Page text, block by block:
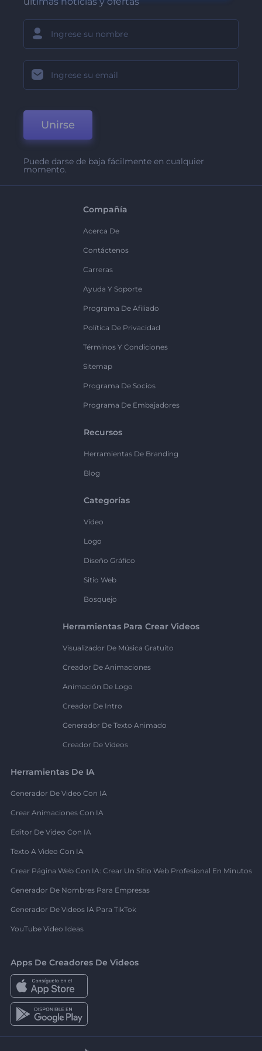
Unirse
Puede darse de baja fácilmente en cualquier
momento.
Compañía
Acerca De
Contáctenos
Carreras
Ayuda Y Soporte
Programa De Afiliado
Política De Privacidad
Términos Y Condiciones
Sitemap
Programa De Socios
Programa De Embajadores
Recursos
Herramientas De Branding
Blog
Categorías
Vídeo
Logo
Diseño Gráfico
Sitio Web
Bosquejo
Herramientas Para Crear Videos
Visualizador De Música Gratuito
Creador De Animaciones
Animación De Logo
Creador De Intro
Generador De Texto Animado
Creador De Videos
Herramientas De IA
Generador De Video Con IA
Crear Animaciones Con IA
Editor De Video Con IA
Texto A Video Con IA
Crear Página Web Con IA: Crear Un Sitio Web Profesional En Minutos
Generador De Nombres Para Empresas
Generador De Videos IA Para TikTok
YouTube Video Ideas
Apps De Creadores De Videos